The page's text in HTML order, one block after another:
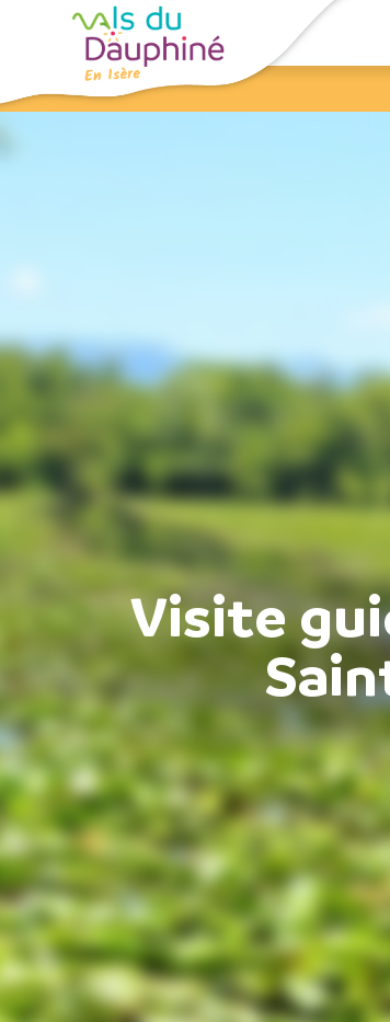
Visite
Panneau de gestion des cookies